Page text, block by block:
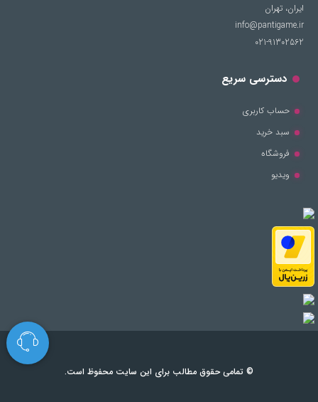
ایران، تهران
info@pantigame.ir
021-91302562
دسترسی سریع
حساب کاربری
سبد خرید
فروشگاه
ویدیو
© تمامی حقوق مطالب برای این سایت محفوظ است.